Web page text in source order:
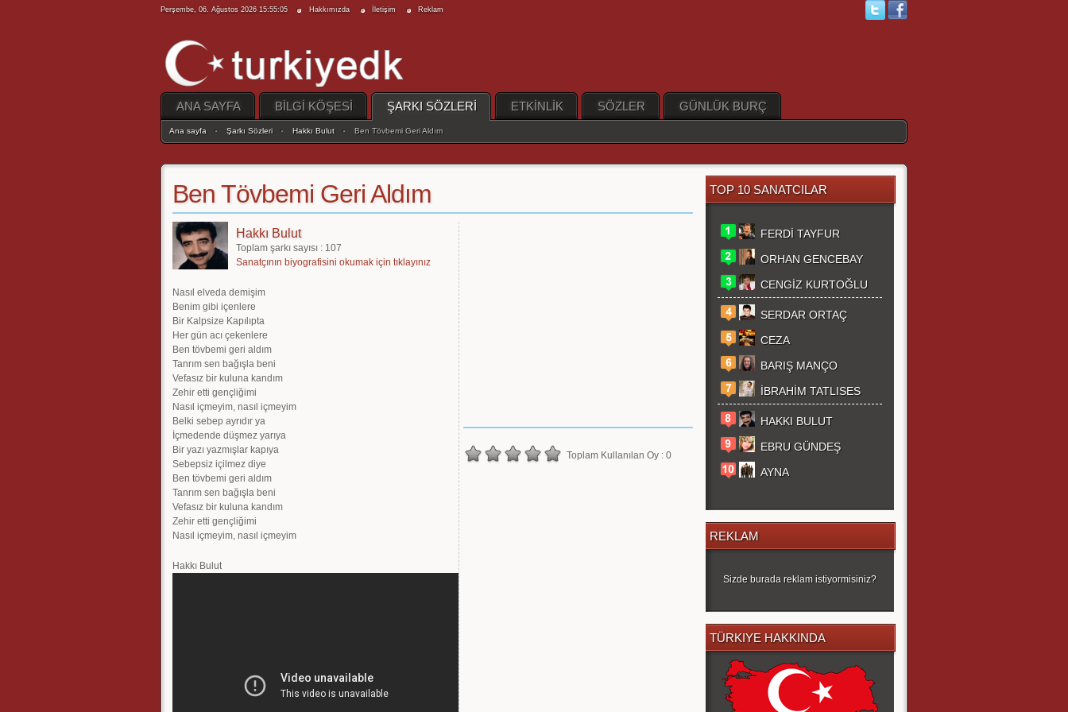
Perşembe, 06. Ağustos 2026 15:55:05 Hakkımızda İletişim Reklam
ANA SAYFA BİLGİ KÖŞESİ ŞARKI SÖZLERİ ETKİNLİK SÖZLER GÜNLÜK BURÇ
Ana sayfa Şarkı Sözleri Hakkı Bulut Ben Tövbemi Geri Aldım
Ben Tövbemi Geri Aldım
Hakkı Bulut
Toplam şarkı sayısı : 107
Sanatçının biyografisini okumak için tıklayınız
Nasıl elveda demişim
Benim gibi içenlere
Bir Kalpsize Kapılıpta
Her gün acı çekenlere
Ben tövbemi geri aldım
Tanrım sen bağışla beni
Vefasız bir kuluna kandım
Zehir etti gençliğimi
Nasıl içmeyim, nasıl içmeyim
Belki sebep ayrıdır ya
İçmedende düşmez yarıya
Bir yazı yazmışlar kapıya
Sebepsiz içilmez diye
Ben tövbemi geri aldım
Tanrım sen bağışla beni
Vefasız bir kuluna kandım
Zehir etti gençliğimi
Nasıl içmeyim, nasıl içmeyim
Hakkı Bulut
Toplam Kullanılan Oy : 0
TOP 10 SANATCILAR
FERDİ TAYFUR
ORHAN GENCEBAY
CENGİZ KURTOĞLU
SERDAR ORTAÇ
CEZA
BARIŞ MANÇO
İBRAHİM TATLISES
HAKKI BULUT
EBRU GÜNDEŞ
AYNA
REKLAM
Sizde burada reklam istiyormisiniz?
TÜRKIYE HAKKINDA